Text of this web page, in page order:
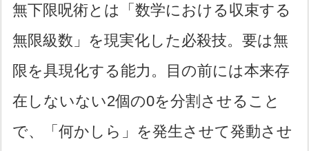
無下限呪術とは「数学における収束する
無限級数」を現実化した必殺技。要は無
限を具現化する能力。目の前には本来存
在しないない2個の0を分割させること
で、「何かしら」を発生させて発動させ